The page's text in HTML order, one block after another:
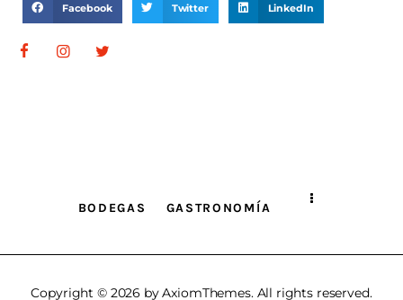
Facebook Twitter LinkedIn
BODEGAS GASTRONOMÍA
Copyright © 2026 by AxiomThemes. All rights reserved.